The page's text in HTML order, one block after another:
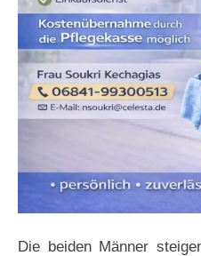
Die beiden Männer